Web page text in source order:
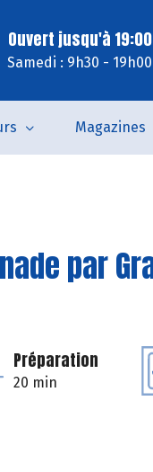
Ouvert jusqu'à 19:00
Samedi : 9h30 - 19h00
Magazines
par
Préparation
20 min